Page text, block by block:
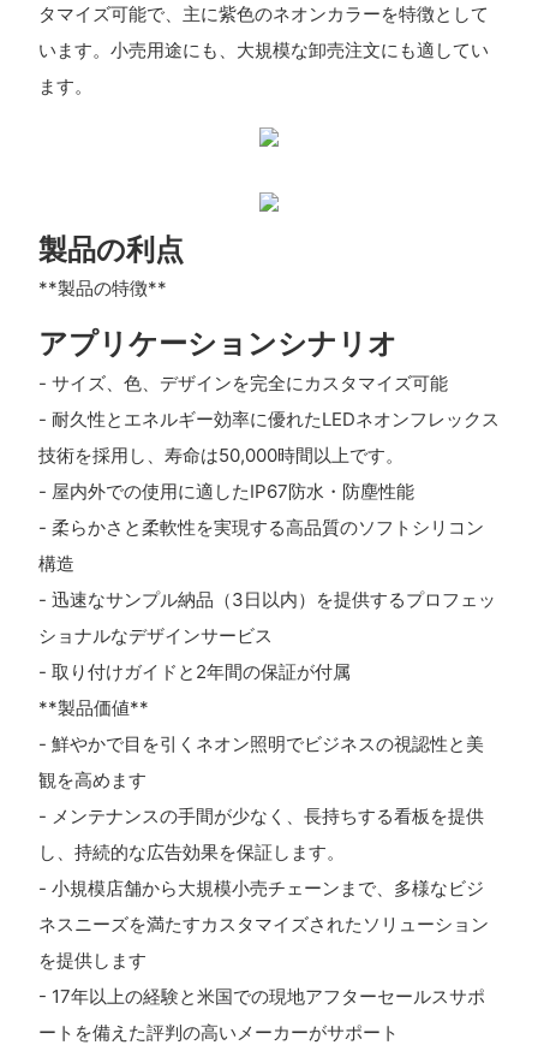
タマイズ可能で、主に紫色のネオンカラーを特徴として
います。小売用途にも、大規模な卸売注文にも適してい
ます。
製品の利点
**製品の特徴**
アプリケーションシナリオ
- サイズ、色、デザインを完全にカスタマイズ可能
- 耐久性とエネルギー効率に優れたLEDネオンフレックス
技術を採用し、寿命は50,000時間以上です。
- 屋内外での使用に適したIP67防水・防塵性能
- 柔らかさと柔軟性を実現する高品質のソフトシリコン
構造
- 迅速なサンプル納品（3日以内）を提供するプロフェッ
ショナルなデザインサービス
- 取り付けガイドと2年間の保証が付属
**製品価値**
- 鮮やかで目を引くネオン照明でビジネスの視認性と美
観を高めます
- メンテナンスの手間が少なく、長持ちする看板を提供
し、持続的な広告効果を保証します。
- 小規模店舗から大規模小売チェーンまで、多様なビジ
ネスニーズを満たすカスタマイズされたソリューション
を提供します
- 17年以上の経験と米国での現地アフターセールスサポ
ートを備えた評判の高いメーカーがサポート